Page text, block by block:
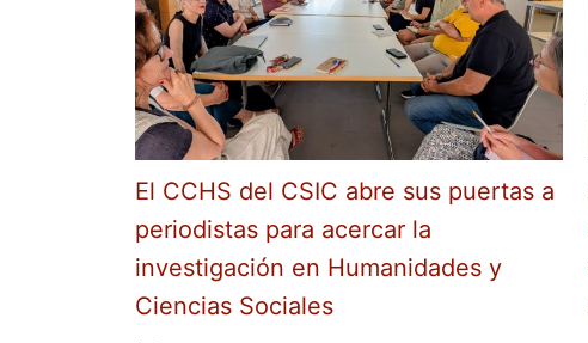
El CCHS del CSIC abre sus puertas a
periodistas para acercar la
investigación en Humanidades y
Ciencias Sociales